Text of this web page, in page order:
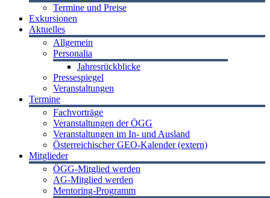
Termine und Preise
Exkursionen
Aktuelles
Allgemein
Personalia
Jahresrückblicke
Pressespiegel
Veranstaltungen
Termine
Fachvorträge
Veranstaltungen der ÖGG
Veranstaltungen im In- und Ausland
Österreichischer GEO-Kalender (extern)
Mitglieder
ÖGG-Mitglied werden
AG-Mitglied werden
Mentoring-Programm